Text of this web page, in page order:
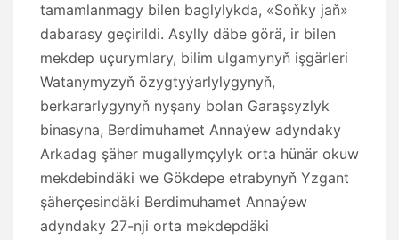
tamamlanmagy bilen baglylykda, «Soňky jaň»
dabarasy geçirildi. Asylly däbe görä, ir bilen
mekdep uçurymlary, bilim ulgamynyň işgärleri
Watanymyzyň özygtyýarlylygynyň,
berkararlygynyň nyşany bolan Garaşsyzlyk
binasyna, Berdimuhamet Annaýew adyndaky
Arkadag şäher mugallymçylyk orta hünär okuw
mekdebindäki we Gökdepe etrabynyň Yzgant
şäherçesindäki Berdimuhamet Annaýew
adyndaky 27-nji orta mekdepdäki